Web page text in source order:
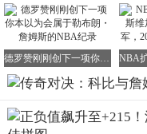
为了让队友变得更好。
石，但也让他在关键时
两人的职业路径也完美
科比将20年的职业生
2016年，他经历了巅
谷的挣扎（后期伤病
德罗赞刚刚创下一项你本以为会属于勒布朗・詹姆斯的NBA纪录